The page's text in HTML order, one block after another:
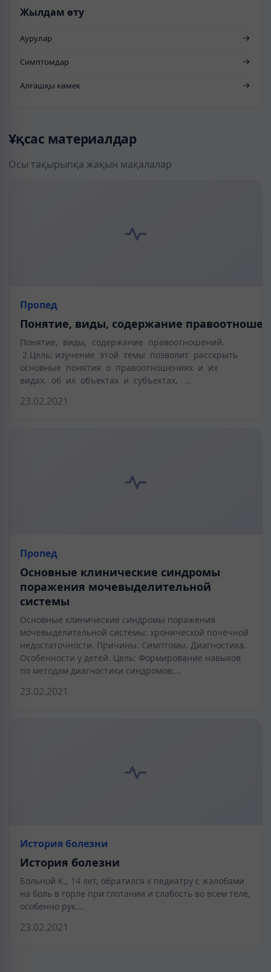
Жылдам өту
Аурулар
Симптомдар
Алғашқы көмек
Ұқсас материалдар
Осы тақырыпқа жақын мақалалар
Пропед
Понятие, виды, содержание
Понятие, виды, содержание правоотношений.
2.Цель: изучение этой темы позволит расскрыть
основные понятия о правоотношениях и их
видах, об их объектах и субъектах, …
23.02.2021
Пропед
Основные клинические синдромы
поражения мочевыделительной
системы
Основные клинические синдромы поражения
мочевыделительной системы: хронической почечной
недостаточности. Причины. Симптомы. Диагностика.
Особенности у детей. Цель: Формирование навыков
по методам диагностики синдромов:…
23.02.2021
История болезни
История болезни
Больной К., 14 лет, обратился к педиатру с жалобами
на боль в горле при глотании и слабость во всем теле,
особенно рук.…
23.02.2021